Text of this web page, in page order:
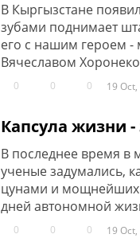
В Кыргызстане
зубами поднимает
его с нашим героем -
Вячеславом
0 0 0 19
Капсула жизни
В последнее время в
ученые задумались,
цунами и мощнейших
дней автономной
0 0 0 19